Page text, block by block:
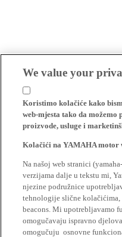
We value your
Koristimo kolačiće kako
web-mjesta tako da možemo
proizvode, usluge i
Kolačići na YAMAHA motor
Na našoj web stranici
verzijama dalje u tekstu mi,
njezine podružnice
tehnologije slične kolačićima,
beacons. Mi upotrebljavamo
omogučavaju ispravno
omogučuju osnovne